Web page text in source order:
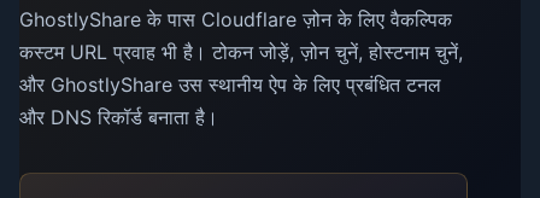
GhostlyShare के पास Cloudflare ज़ोन के लिए वैकल्पिक
कस्टम URL प्रवाह भी है। टोकन जोड़ें, ज़ोन चुनें, होस्टनाम चुनें,
और GhostlyShare उस स्थानीय ऐप के लिए प्रबंधित टनल
और DNS रिकॉर्ड बनाता है।